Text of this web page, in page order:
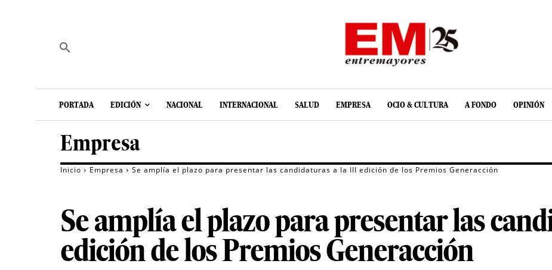
PORTADA EDICIÓN NACIONAL INTERNACIONAL SALUD EMPRESA OCIO & CULTURA A FONDO OPINIÓN
Empresa
Inicio Empresa Se amplía el plazo para presentar las candidaturas a la III edición de los Premios Generacción
Se amplía el plazo para presentar las
edición de los Premios Generacción